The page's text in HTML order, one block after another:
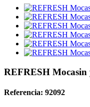
REFRESH Mocasin
Referencia: 92092